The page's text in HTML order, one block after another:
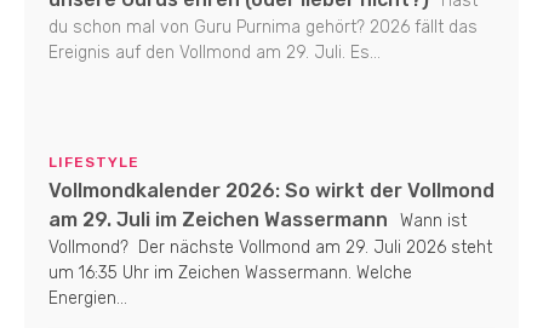
du schon mal von Guru Purnima gehört? 2026 fällt das
Ereignis auf den Vollmond am 29. Juli. Es...
LIFESTYLE
Vollmondkalender 2026: So wirkt der Vollmond
am 29. Juli im Zeichen Wassermann
Wann ist
Vollmond? Der nächste Vollmond am 29. Juli 2026 steht
um 16:35 Uhr im Zeichen Wassermann. Welche
Energien...